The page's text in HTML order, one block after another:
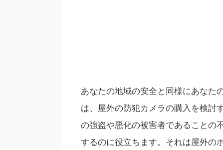
あなたの地域の安全と同様にあなた
は、屋外の防犯カメラの購入を検討
の強盗や悪化の被害者であることの
するのに役立ちます。それは屋外の